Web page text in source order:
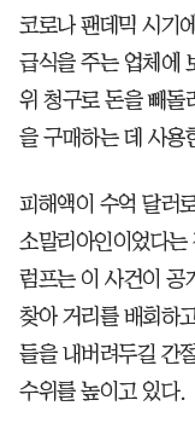
코로나 팬데믹 시기
급식을 주는 업체에
위 청구로 돈을 빼
을 구매하는 데 사용
피해액이 수억 달러
소말리아인이었다
럼프는 이 사건이 공
찾아 거리를 배회하
들을 내버려두길 간
수위를 높이고 있다.